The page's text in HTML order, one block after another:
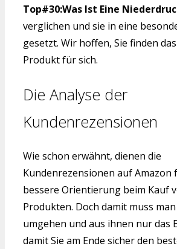
Top#30:Was Ist Eine
verglichen und sie in eine
gesetzt. Wir hoffen, Sie finden
Produkt für sich.
Die Analyse der
Kundenrezensionen
Wie schon erwähnt, dienen die
Kundenrezensionen auf Amazon
bessere Orientierung beim Kauf
Produkten. Doch damit muss
umgehen und aus ihnen nur das
damit Sie am Ende sicher den